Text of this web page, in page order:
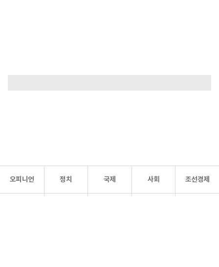
오피니언 정치 국제 사회 조선경제